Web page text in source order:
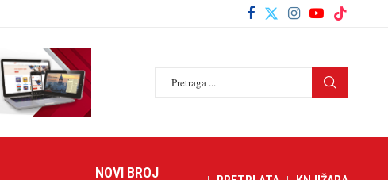
NOVI BROJ